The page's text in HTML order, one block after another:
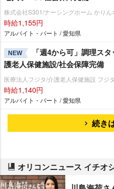
株式会社S301/ナーシングホーム かりん
時給1,155円
アルバイト・パート / 愛知県
NEW
「週4から可」調理ス
護老人保健施設/社会保障完備
医療法人フジタ/介護老人保健施設 フジタ
時給1,140円
アルバイト・パート / 愛知県
続き
オリコンニュース イチオ